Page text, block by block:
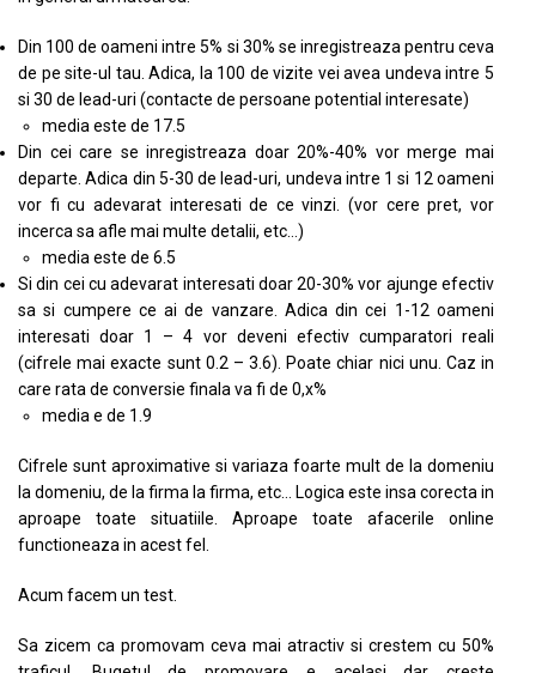
Din 100 de oameni intre 5% si 30% se inregistreaza pentru ceva
de pe site-ul tau. Adica, la 100 de vizite vei avea undeva intre 5
si 30 de lead-uri (contacte de persoane potential interesate)
media este de 17.5
Din cei care se inregistreaza doar 20%-40% vor merge mai
departe. Adica din 5-30 de lead-uri, undeva intre 1 si 12 oameni
vor fi cu adevarat interesati de ce vinzi. (vor cere pret, vor
incerca sa afle mai multe detalii, etc…)
media este de 6.5
Si din cei cu adevarat interesati doar 20-30% vor ajunge efectiv
sa si cumpere ce ai de vanzare. Adica din cei 1-12 oameni
interesati doar 1 – 4 vor deveni efectiv cumparatori reali
(cifrele mai exacte sunt 0.2 – 3.6). Poate chiar nici unu. Caz in
care rata de conversie finala va fi de 0,x%
media e de 1.9
Cifrele sunt aproximative si variaza foarte mult de la domeniu
la domeniu, de la firma la firma, etc… Logica este insa corecta in
aproape toate situatiile. Aproape toate afacerile online
functioneaza in acest fel.
Acum facem un test.
Sa zicem ca promovam ceva mai atractiv si crestem cu 50%